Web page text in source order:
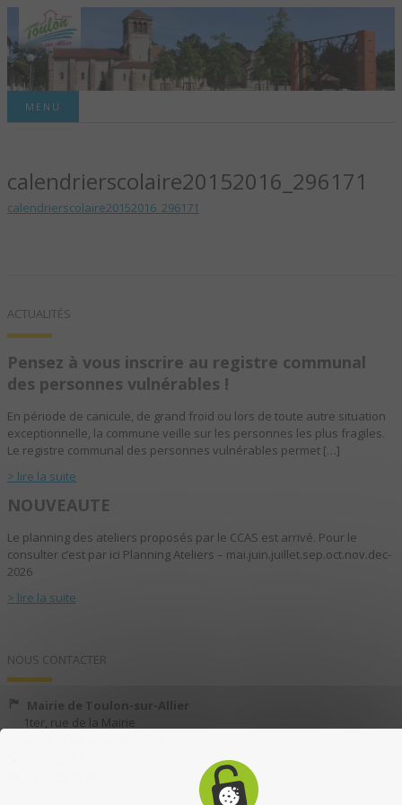
TOULON-SUR-
ALLIER – SITE
MENU
calendrierscolaire20152016_296171
calendrierscolaire20152016_296171
ACTUALITÉS
Pensez à vous inscrire au registre communal
des personnes vulnérables !
En période de canicule, de grand froid ou lors de toute autre situation
exceptionnelle, la commune veille sur les personnes les plus fragiles.
Le registre communal des personnes vulnérables permet […]
> lire la suite
NOUVEAUTE
Le planning des ateliers proposés par le CCAS est arrivé. Pour le
consulter c’est par ici Planning Ateliers – mai.juin.juillet.sep.oct.nov.dec-
2026
> lire la suite
NOUS CONTACTER
Mairie de Toulon-sur-Allier
1ter, rue de la Mairie